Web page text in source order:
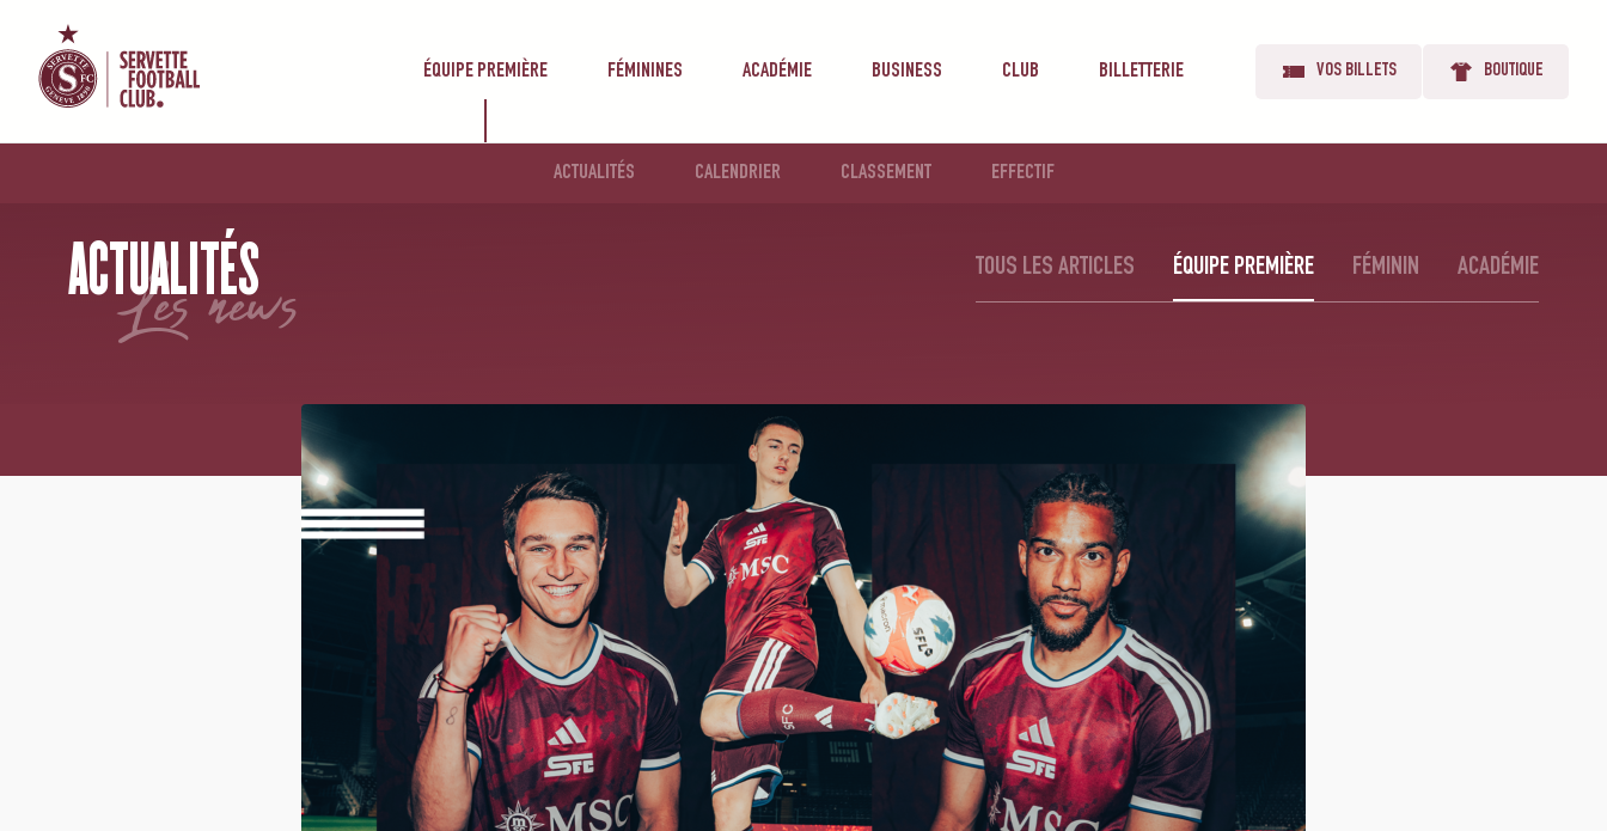
ÉQUIPE PREMIÈRE FÉMININES ACADÉMIE BUSINESS CLUB BILLETTERIE
ACTUALITÉS CALENDRIER CLASSEMENT EFFECTIF
VOS BILLETS BOUTIQUE
ACTUALITÉS
les news TOUS LES ARTICLES ÉQUIPE PREMIÈRE FÉMININ ACADÉMIE